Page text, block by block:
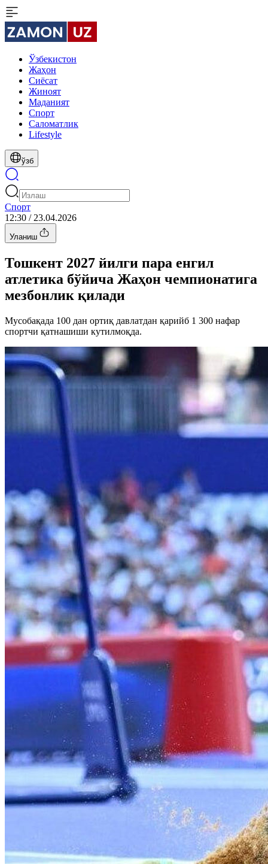
Ўзбекистон
Жаҳон
Сиёсат
Жиноят
Маданият
Спорт
Cаломатлик
Lifestyle
ўзб
Спорт
12:30 / 23.04.2026
Уланиш
Тошкент 2027 йилги пара енгил
атлетика бўйича Жаҳон чемпионатига
мезбонлик қилади
Мусобақада 100 дан ортиқ давлатдан қарийб 1 300 нафар
спортчи қатнашиши кутилмоқда.